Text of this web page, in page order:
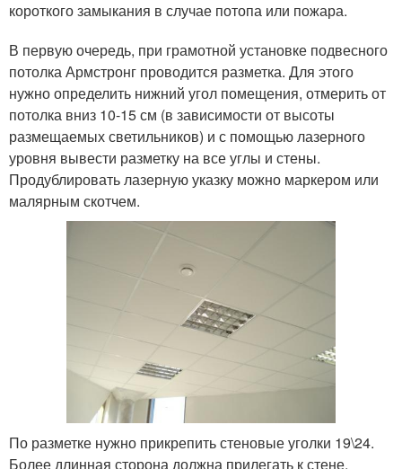
короткого замыкания в случае потопа или пожара.
В первую очередь, при грамотной установке подвесного
потолка Армстронг проводится разметка. Для этого
нужно определить нижний угол помещения, отмерить от
потолка вниз 10-15 см (в зависимости от высоты
размещаемых светильников) и с помощью лазерного
уровня вывести разметку на все углы и стены.
Продублировать лазерную указку можно маркером или
малярным скотчем.
По разметке нужно прикрепить стеновые уголки 19\24.
Более длинная сторона должна прилегать к стене.